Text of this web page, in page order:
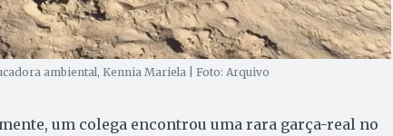
ambiental, Kennia Mariela | Foto: Arquivo
um colega encontrou uma rara garça-real no